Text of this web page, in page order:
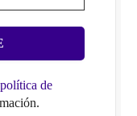
política de